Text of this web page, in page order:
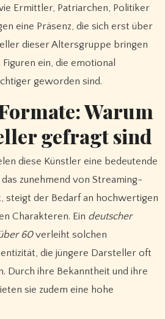
Ermittler, Patriarchen, Politiker
eine Präsenz, die sich erst über
dieser Altersgruppe bringen
ein, die emotional
geworden sind.
Warum
gefragt sind
diese Künstler eine bedeutende
zunehmend von Streaming-
steigt der Bedarf an hochwertigen
Charakteren. Ein deutscher
60verleiht solchen
die jüngere Darsteller oft
Durch ihre Bekanntheit und ihre
sie zudem eine hohe